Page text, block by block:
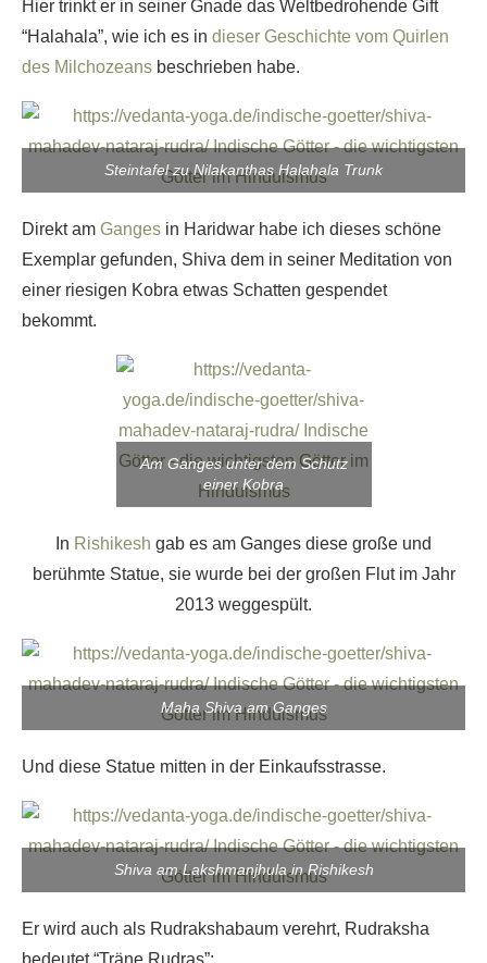
Hier trinkt er in seiner Gnade das Weltbedrohende Gift
“Halahala”, wie ich es in dieser Geschichte vom Quirlen
des Milchozeans beschrieben habe.
Steintafel zu Nilakanthas Halahala Trunk
Direkt am Ganges in Haridwar habe ich dieses schöne
Exemplar gefunden, Shiva dem in seiner Meditation von
einer riesigen Kobra etwas Schatten gespendet
bekommt.
Am Ganges unter dem Schutz
einer Kobra
In Rishikesh gab es am Ganges diese große und
berühmte Statue, sie wurde bei der großen Flut im Jahr
2013 weggespült.
Maha Shiva am Ganges
Und diese Statue mitten in der Einkaufsstrasse.
Shiva am Lakshmanjhula in Rishikesh
Er wird auch als Rudrakshabaum verehrt, Rudraksha